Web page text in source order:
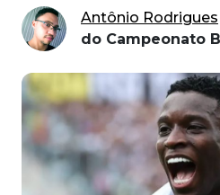
Antônio Rodrigues
do Campeonato